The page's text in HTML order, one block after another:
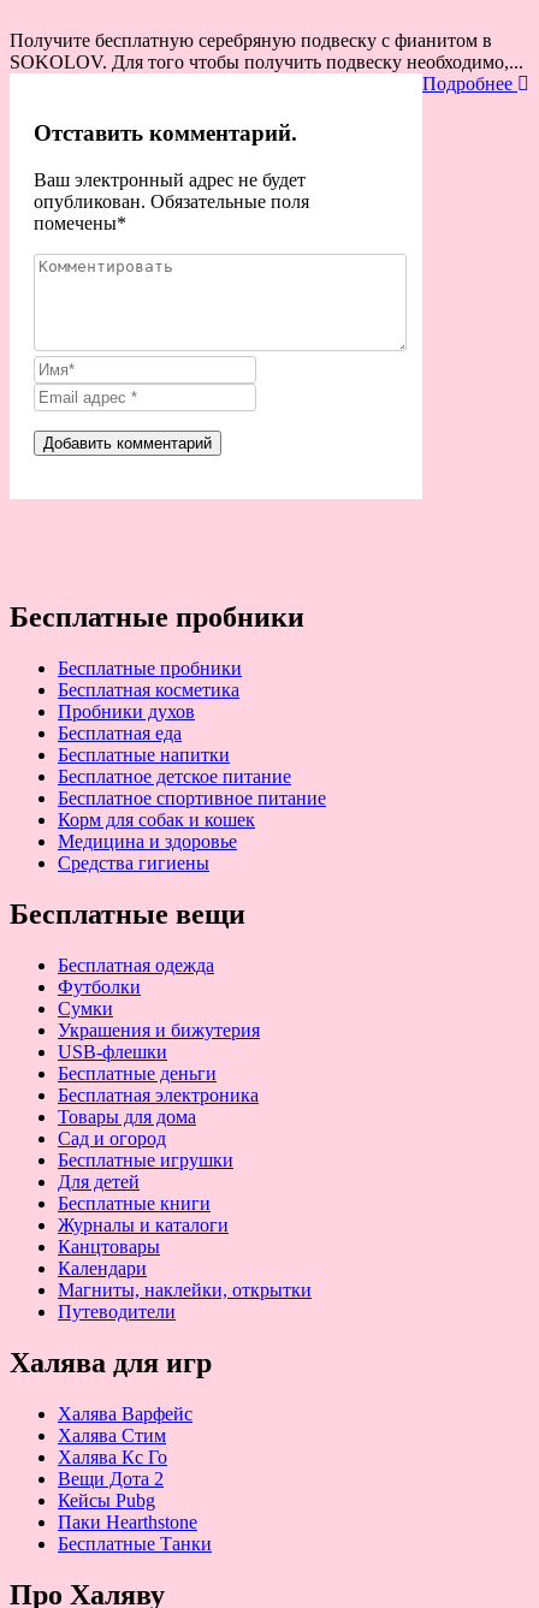
Получите бесплатную серебряную подвеску с фианитом в
SOKOLOV. Для того чтобы получить подвеску необходимо,...
Подробнее
Отставить комментарий.
Ваш электронный адрес не будет
опубликован. Обязательные поля
помечены*
Бесплатные пробники
Бесплатные пробники
Бесплатная косметика
Пробники духов
Бесплатная еда
Бесплатные напитки
Бесплатное детское питание
Бесплатное спортивное питание
Корм для собак и кошек
Медицина и здоровье
Средства гигиены
Бесплатные вещи
Бесплатная одежда
Футболки
Сумки
Украшения и бижутерия
USB-флешки
Бесплатные деньги
Бесплатная электроника
Товары для дома
Сад и огород
Бесплатные игрушки
Для детей
Бесплатные книги
Журналы и каталоги
Канцтовары
Календари
Магниты, наклейки, открытки
Путеводители
Халява для игр
Халява Варфейс
Халява Стим
Халява Кс Го
Вещи Дота 2
Кейсы Pubg
Паки Hearthstone
Бесплатные Танки
Про Халяву